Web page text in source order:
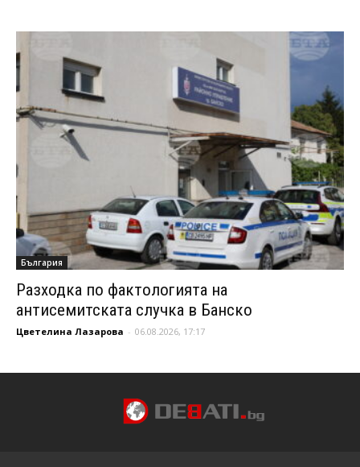
България
Разходка по фактологията на
антисемитската случка в Банско
Цветелина Лазарова - 06.08.2026, 17:17